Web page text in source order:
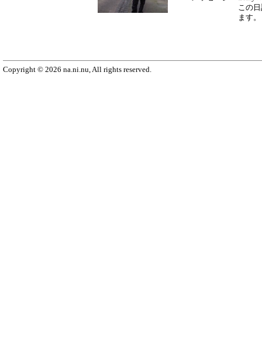
この
ます。
Copyright © 2026 na.ni.nu, All rights reserved.